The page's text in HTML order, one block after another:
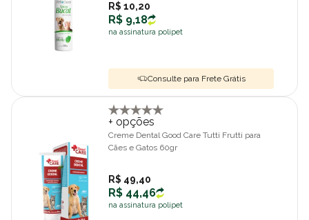
R$ 10,20
R$ 9,18
na assinatura polipet
Consulte para Frete Grátis
+ opções
Creme Dental Good Care Tutti Frutti para
Cães e Gatos 60gr
R$ 49,40
R$ 44,46
na assinatura polipet